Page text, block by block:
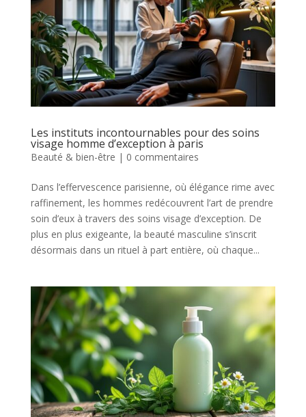
Les instituts incontournables pour des soins
visage homme d’exception à paris
Beauté & bien-être | 0 commentaires
Dans l’effervescence parisienne, où élégance rime avec
raffinement, les hommes redécouvrent l’art de prendre
soin d’eux à travers des soins visage d’exception. De
plus en plus exigeante, la beauté masculine s’inscrit
désormais dans un rituel à part entière, où chaque...